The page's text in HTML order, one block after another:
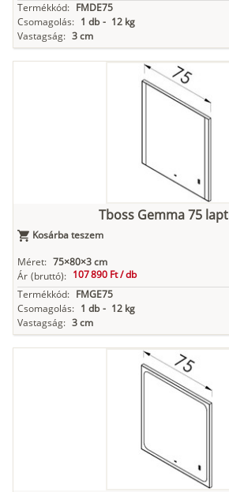
Termékkód: FMDE75
Csomagolás: 1 db - 12 kg
Vastagság: 3 cm
Tboss Gemma 75
Kosárba teszem
Méret: 75×80×3 cm
Ár (bruttó): 107 890 Ft /db
Termékkód: FMGE75
Csomagolás: 1 db - 12 kg
Vastagság: 3 cm